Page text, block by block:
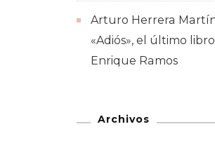
Arturo Herrera
«Adiós», el último
Enrique Ramos
Archivos